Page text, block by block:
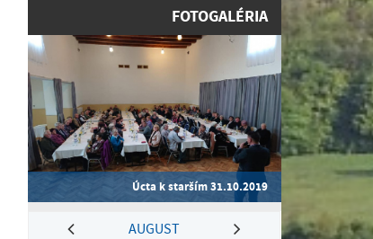
FOTOGALÉRIA
Úcta k starším 31.10.2019
AUGUST